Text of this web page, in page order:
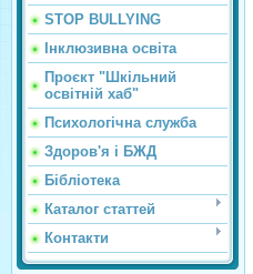
STOP BULLYING
Інклюзивна освіта
Проєкт "Шкільний
освітній хаб"
Психологічна служба
Здоров'я і БЖД
Бібліотека
Каталог статтей
Контакти